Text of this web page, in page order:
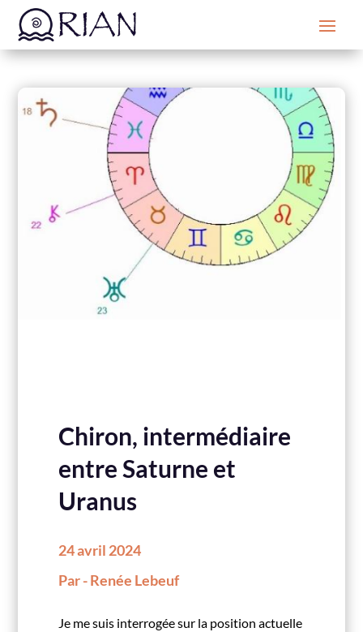
Chiron, intermédiaire
entre Saturne et
Uranus
24 avril 2024
Par - Renée Lebeuf
Je me suis interrogée sur la position actuelle